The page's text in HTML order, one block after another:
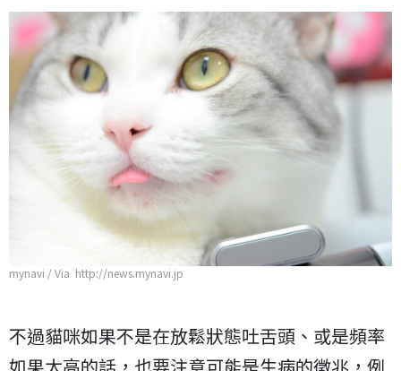
mynavi / Via http://news.mynavi.jp
不過貓咪如果不是在放鬆狀態吐舌頭、或是頻率
如果太高的話，也要注意可能是生病的徵兆，例